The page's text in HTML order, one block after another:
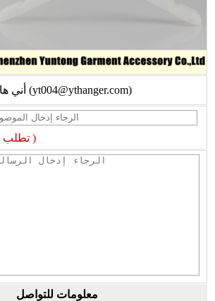
أني هان (yt004@ythanger.com)
(* تطلب )
معلومات للتواصل